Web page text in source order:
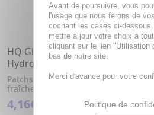
HQ Glitter - Patchs Yeux en
Hydrogel Lot de 4
Patchs yeux hydrogel – Effet
fraîcheur & éclat
4,16€
Avant de poursuivre, vous
l'usage que nous ferons de
cochant les cases ci-
mettre à jour votre choix à
cliquant sur le lien "Utilisation
bas de notre site.
Merci d'avance pour votre
Politique de